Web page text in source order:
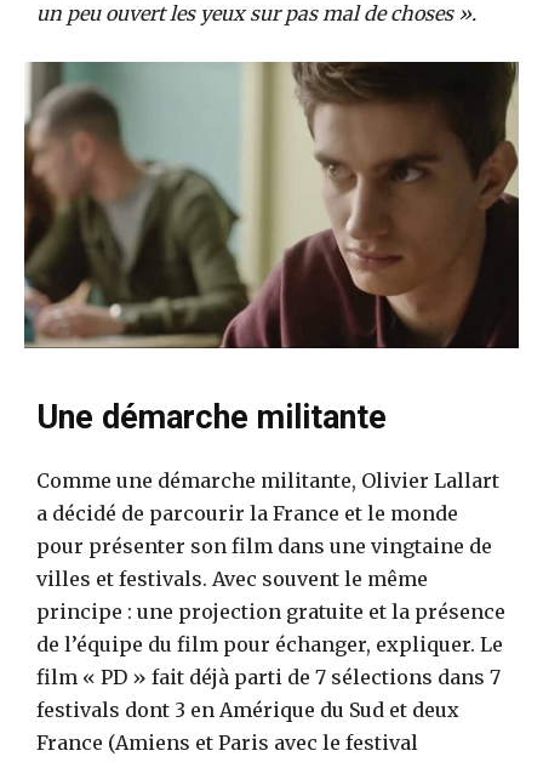
un peu ouvert les yeux sur pas mal de choses ».
Une démarche militante
Comme une démarche militante, Olivier Lallart
a décidé de parcourir la France et le monde
pour présenter son film dans une vingtaine de
villes et festivals. Avec souvent le même
principe : une projection gratuite et la présence
de l’équipe du film pour échanger, expliquer. Le
film « PD » fait déjà parti de 7 sélections dans 7
festivals dont 3 en Amérique du Sud et deux
France (Amiens et Paris avec le festival